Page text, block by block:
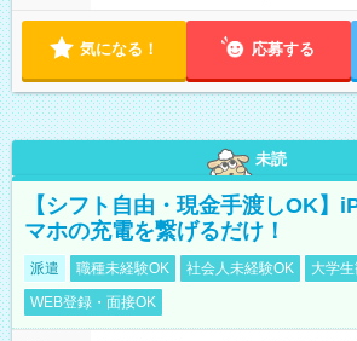
気になる！ 応募する
未読
【シフト自由・現金手渡しOK】
マホの充電を繋げるだけ！
派遣 職種未経験OK 社会人未経験OK 大学
WEB登録・面接OK